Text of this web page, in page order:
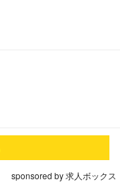
sponsored by 求人ボックス